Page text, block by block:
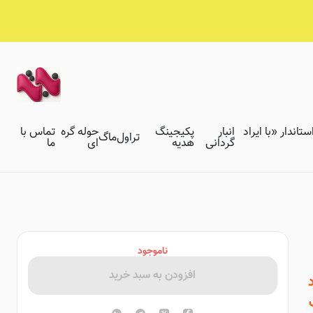
«با ایراد انبار
گردانی
پکیجینگ
هدیه تراول‌ماگحوله گره
ای
تماس با
ما
ناموجود
افزودن به سبد خرید